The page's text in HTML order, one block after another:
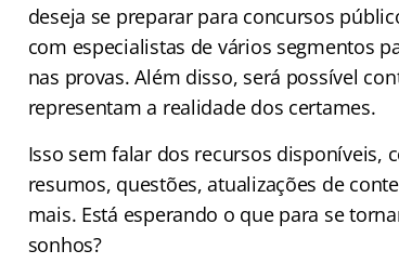
deseja se preparar para concursos
com especialistas de vários segmentos
nas provas. Além disso, será possível
representam a realidade dos certames.
Isso sem falar dos recursos disponíveis,
resumos, questões, atualizações de
mais. Está esperando o que para se
sonhos?